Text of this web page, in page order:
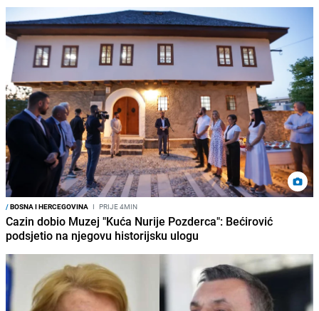
/BOSNA I HERCEGOVINA I PRIJE 4MIN
Cazin dobio Muzej "Kuća Nurije Pozderca": Bećirović
podsjetio na njegovu historijsku ulogu